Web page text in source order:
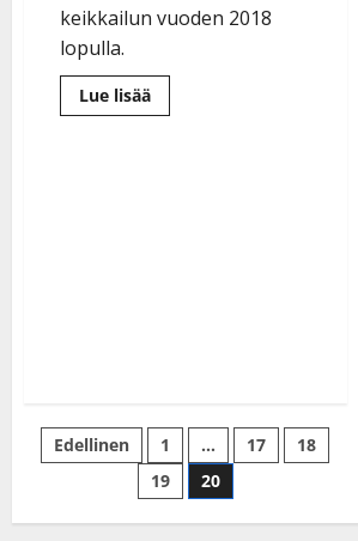
keikkailun vuoden 2018
lopulla.
Lue lisääLue
lisää
Artikkelien
sivutus
Edellinen 1 … 17
18
19
20